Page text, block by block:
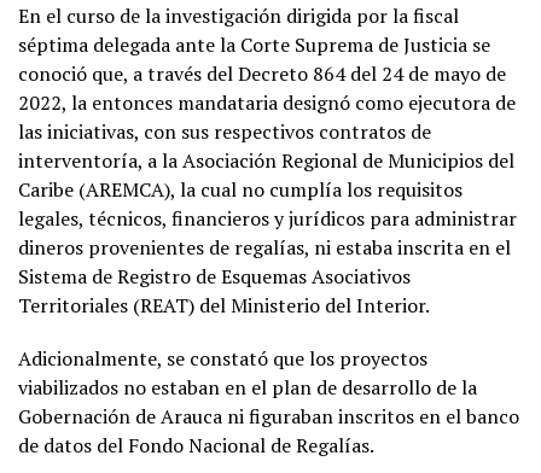
En el curso de la investigación dirigida por la fiscal
séptima delegada ante la Corte Suprema de Justicia se
conoció que, a través del Decreto 864 del 24 de mayo de
2022, la entonces mandataria designó como ejecutora de
las iniciativas, con sus respectivos contratos de
interventoría, a la Asociación Regional de Municipios del
Caribe (AREMCA), la cual no cumplía los requisitos
legales, técnicos, financieros y jurídicos para administrar
dineros provenientes de regalías, ni estaba inscrita en el
Sistema de Registro de Esquemas Asociativos
Territoriales (REAT) del Ministerio del Interior.
Adicionalmente, se constató que los proyectos
viabilizados no estaban en el plan de desarrollo de la
Gobernación de Arauca ni figuraban inscritos en el banco
de datos del Fondo Nacional de Regalías.